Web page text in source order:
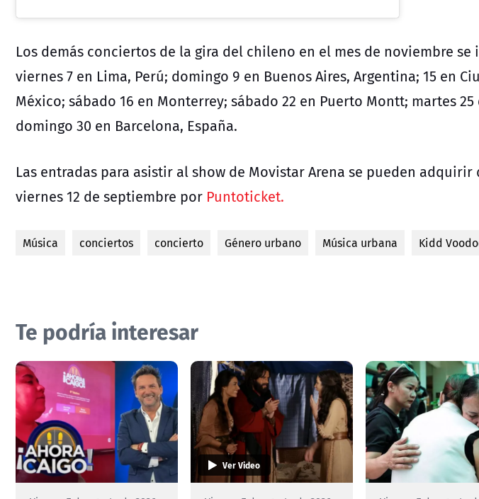
Los demás conciertos de la gira del chileno en el mes de noviembre
viernes 7 en Lima, Perú; domingo 9 en Buenos Aires, Argentina; 15 en
México; sábado 16 en Monterrey; sábado 22 en Puerto Montt; martes
domingo 30 en Barcelona, España.
Las entradas para asistir al show de Movistar Arena se pueden adquirir
viernes 12 de septiembre por Puntoticket.
Música conciertos concierto Género urbano Música urbana Kidd
Te podría interesar
Ver Video